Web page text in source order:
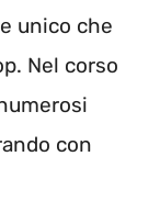
unico che
Nel corso
con